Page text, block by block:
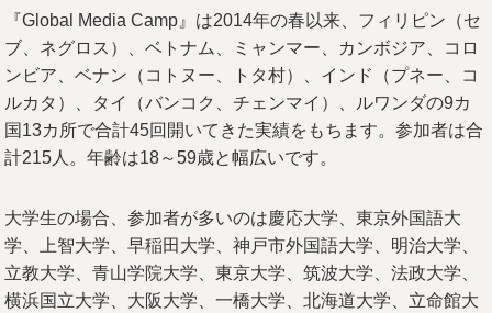
『Global Media Camp』は2014年の春以来、フィリピン（セ
ブ、ネグロス）、ベトナム、ミャンマー、カンボジア、コロ
ンビア、ベナン（コトヌー、トタ村）、インド（プネー、コ
ルカタ）、タイ（バンコク、チェンマイ）、ルワンダの9カ
国13カ所で合計45回開いてきた実績をもちます。参加者は合
計215人。年齢は18～59歳と幅広いです。
大学生の場合、参加者が多いのは慶応大学、東京外国語大
学、上智大学、早稲田大学、神戸市外国語大学、明治大学、
立教大学、青山学院大学、東京大学、筑波大学、法政大学、
横浜国立大学、大阪大学、一橋大学、北海道大学、立命館大